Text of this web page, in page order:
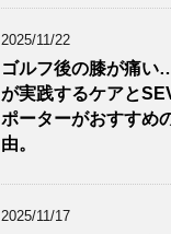
2025/11/22
ゴルフ後の膝が痛い
が実践するケアと
ポーターがおすすめ
由。
2025/11/17